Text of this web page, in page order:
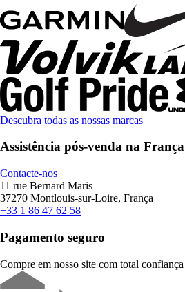
Descubra todas as nossas marcas
Assistência pós-venda na França
Contacte-nos
11 rue Bernard Maris
37270 Montlouis-sur-Loire, França
+33 1 86 47 62 58
Pagamento seguro
Compre em nosso site com total confiança